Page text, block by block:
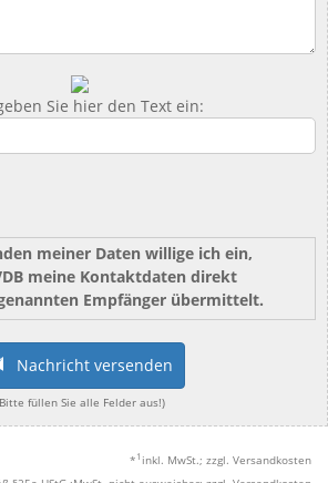
Sie hier den Text ein:
meiner Daten willige ich ein,
meine Kontaktdaten direkt
Empfänger übermittelt.
Nachricht versenden
füllen Sie alle Felder aus!)
* 1 inkl. MwSt.; zzgl. Versandkosten